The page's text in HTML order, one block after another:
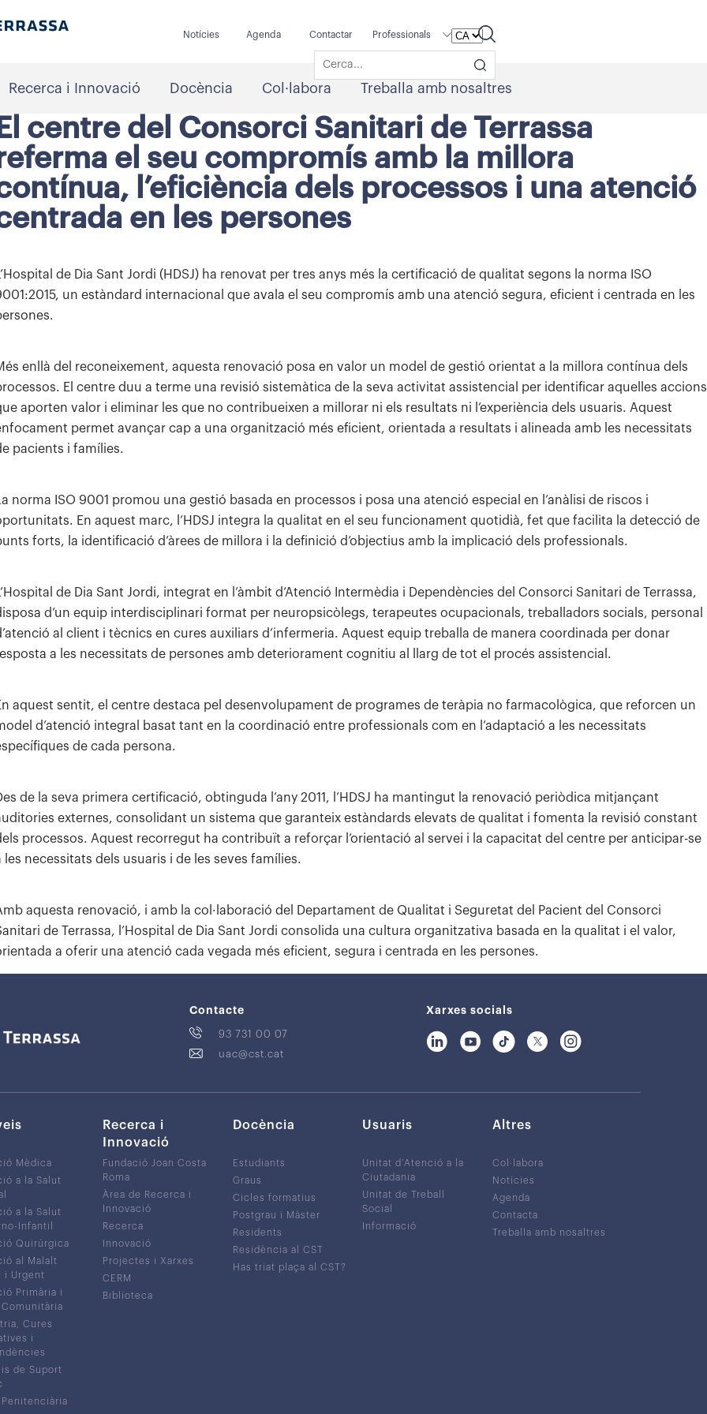
Notícies Agenda Contactar Professionals
Recerca i Innovació Docència Col·labora Treballa amb nosaltres
centre del Consorci Sanitari de Terrassa
el seu compromís amb la millora
l’eficiència dels processos i una atenció
en les persones
de Dia Sant Jordi (HDSJ) ha renovat per tres anys més la certificació de qualitat segons la norma ISO
un estàndard internacional que avala el seu compromís amb una atenció segura, eficient i centrada en les
enllà del reconeixement, aquesta renovació posa en valor un model de gestió orientat a la millora contínua dels
El centre duu a terme una revisió sistemàtica de la seva activitat assistencial per identificar aquelles accions
aporten valor i eliminar les que no contribueixen a millorar ni els resultats ni l’experiència dels usuaris. Aquest
permet avançar cap a una organització més eficient, orientada a resultats i alineada amb les necessitats
pacients i famílies.
norma ISO 9001 promou una gestió basada en processos i posa una atenció especial en l’anàlisi de riscos i
En aquest marc, l’HDSJ integra la qualitat en el seu funcionament quotidià, fet que facilita la detecció de
forts, la identificació d’àrees de millora i la definició d’objectius amb la implicació dels professionals.
de Dia Sant Jordi, integrat en l’àmbit d’Atenció Intermèdia i Dependències del Consorci Sanitari de Terrassa,
d’un equip interdisciplinari format per neuropsicòlegs, terapeutes ocupacionals, treballadors socials, personal
al client i tècnics en cures auxiliars d’infermeria. Aquest equip treballa de manera coordinada per donar
a les necessitats de persones amb deteriorament cognitiu al llarg de tot el procés assistencial.
aquest sentit, el centre destaca pel desenvolupament de programes de teràpia no farmacològica, que reforcen un
d’atenció integral basat tant en la coordinació entre professionals com en l’adaptació a les necessitats
de cada persona.
de la seva primera certificació, obtinguda l’any 2011, l’HDSJ ha mantingut la renovació periòdica mitjançant
externes, consolidant un sistema que garanteix estàndards elevats de qualitat i fomenta la revisió constant
processos. Aquest recorregut ha contribuït a reforçar l’orientació al servei i la capacitat del centre per anticipar-se
les necessitats dels usuaris i de les seves famílies.
aquesta renovació, i amb la col·laboració del Departament de Qualitat i Seguretat del Pacient del Consorci
de Terrassa, l’Hospital de Dia Sant Jordi consolida una cultura organitzativa basada en la qualitat i el valor,
a oferir una atenció cada vegada més eficient, segura i centrada en les persones.
Contacte
93 731 00 07
uac@cst.cat
Xarxes socials
Mèdica
a la Salut
a la Salut
Infantil
Quirúrgica
al Malalt
i Urgent
Primària i
Cures
i
de Suport
Recerca i
Innovació
Fundació Joan Costa
Roma
Àrea de Recerca i
Innovació
Recerca
Innovació
Projectes i Xarxes
CERM
Biblioteca
Docència
Estudiants
Graus
Cicles formatius
Postgrau i Màster
Residents
Residència al CST
Has triat plaça al CST?
Usuaris
Unitat d’Atenció a la
Ciutadania
Unitat de Treball
Social
Informació
Altres
Col·labora
Notícies
Agenda
Contacta
Treballa amb nosaltres